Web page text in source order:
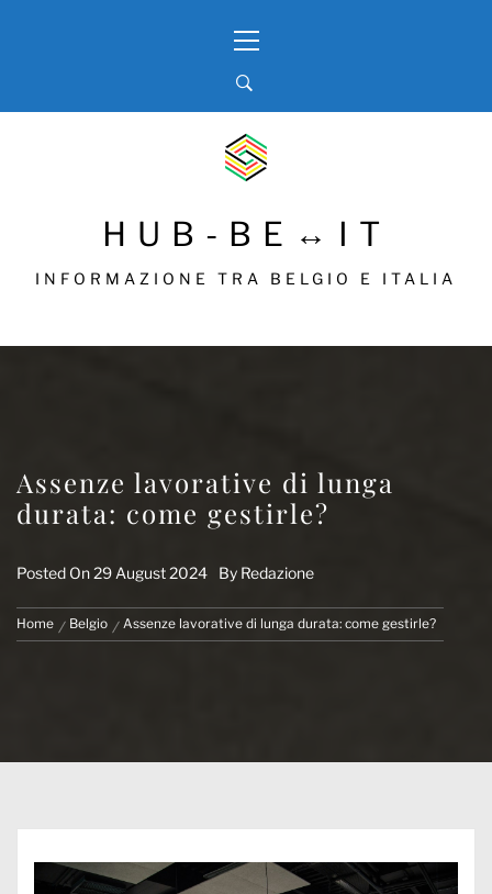
Menu
HUB-BE↔IT
INFORMAZIONE TRA BELGIO E ITALIA
Assenze lavorative di lunga
durata: come gestirle?
Posted On29 August 2024 By Redazione
Home Belgio Assenze lavorative di lunga durata: come gestirle?